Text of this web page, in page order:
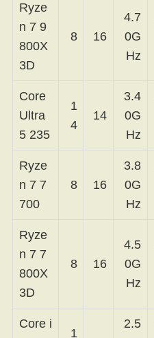
Ryze
n 7 9
800X
3D
8 16
4.7
0G
Hz
Core
Ultra
5 235
1
4
14
3.4
0G
Hz
Ryze
n 7 7
700
8 16
3.8
0G
Hz
Ryze
n 7 7
800X
3D
8 16
4.5
0G
Hz
Core i
1
2.5